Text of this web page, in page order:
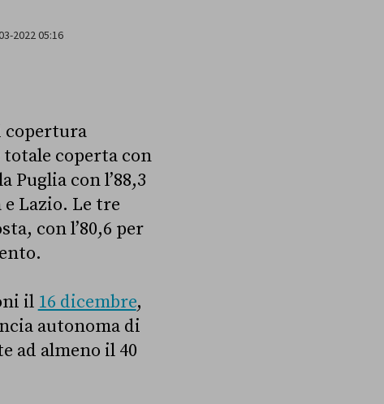
copertura
coperta con
Puglia con l’88,3
e Lazio. Le tre
con l’80,6 per
il 16 dicembre,
autonoma di
ad almeno il 40